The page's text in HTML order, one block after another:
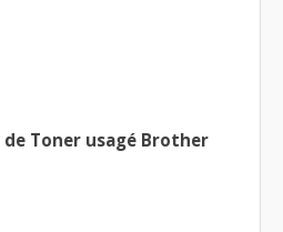
Toner usagé Brother